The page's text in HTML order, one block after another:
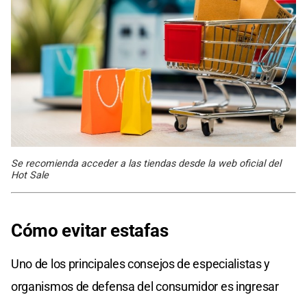
Se recomienda acceder a las tiendas desde la web oficial del
Hot Sale
Cómo evitar estafas
Uno de los principales consejos de especialistas y
organismos de defensa del consumidor es ingresar